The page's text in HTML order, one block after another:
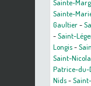
Sainte-
Sainte-
Gaultier-
-Saint-
Longis-
Saint-
Patrice-du-
Nids-